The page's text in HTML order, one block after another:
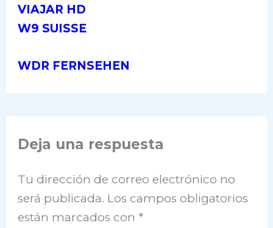
VIAJAR HD
W9 SUISSE
WDR FERNSEHEN
Deja una respuesta
Tu dirección de correo electrónico no
será publicada. Los campos obligatorios
están marcados con *